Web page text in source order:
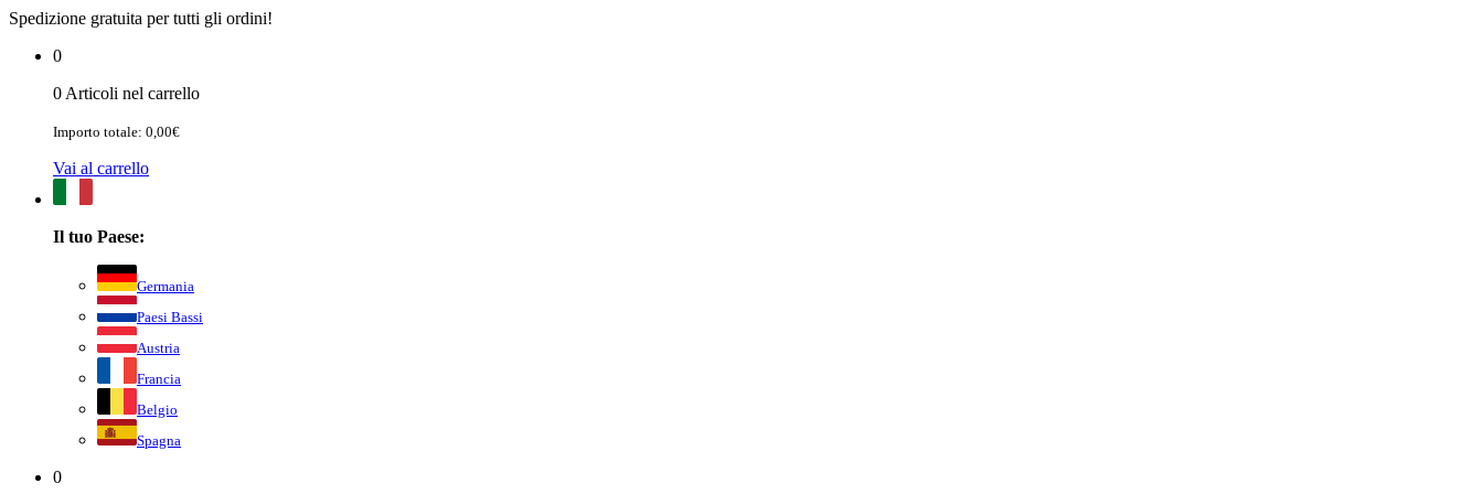
Spedizione gratuita per tutti gli ordini!
0
0 Articoli nel carrello
Importo totale: 0,00€
Vai al carrello
Il tuo Paese:
Germania
Paesi Bassi
Austria
Francia
Belgio
Spagna
0